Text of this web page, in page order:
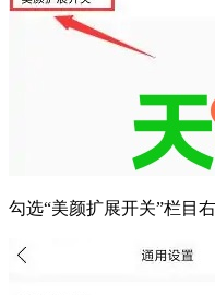
勾选“美颜扩展开关”栏目